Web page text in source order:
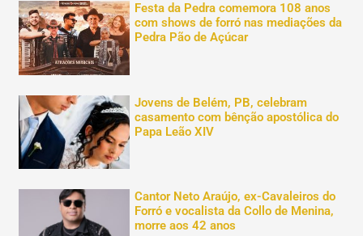
Festa da Pedra comemora 108 anos
com shows de forró nas mediações da
Pedra Pão de Açúcar
Jovens de Belém, PB, celebram
casamento com bênção apostólica do
Papa Leão XIV
Cantor Neto Araújo, ex-Cavaleiros do
Forró e vocalista da Collo de Menina,
morre aos 42 anos